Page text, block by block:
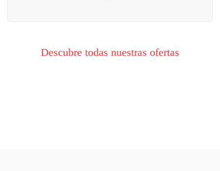
Descubre todas nuestras ofertas